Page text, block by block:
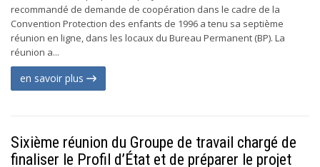
recommandé de demande de coopération dans le cadre de la
Convention Protection des enfants de 1996 a tenu sa septième
réunion en ligne, dans les locaux du Bureau Permanent (BP). La
réunion a...
en savoir plus
Sixième réunion du Groupe de travail chargé de
finaliser le Profil d’État et de préparer le projet